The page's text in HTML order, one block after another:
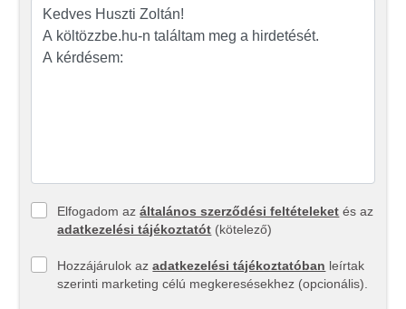
Elfogadom azáltalános szerződési feltételeket és az
adatkezelési tájékoztatót (kötelező)
Hozzájárulok azadatkezelési tájékoztatóban leírtak
szerinti marketing célú megkeresésekhez (opcionális).